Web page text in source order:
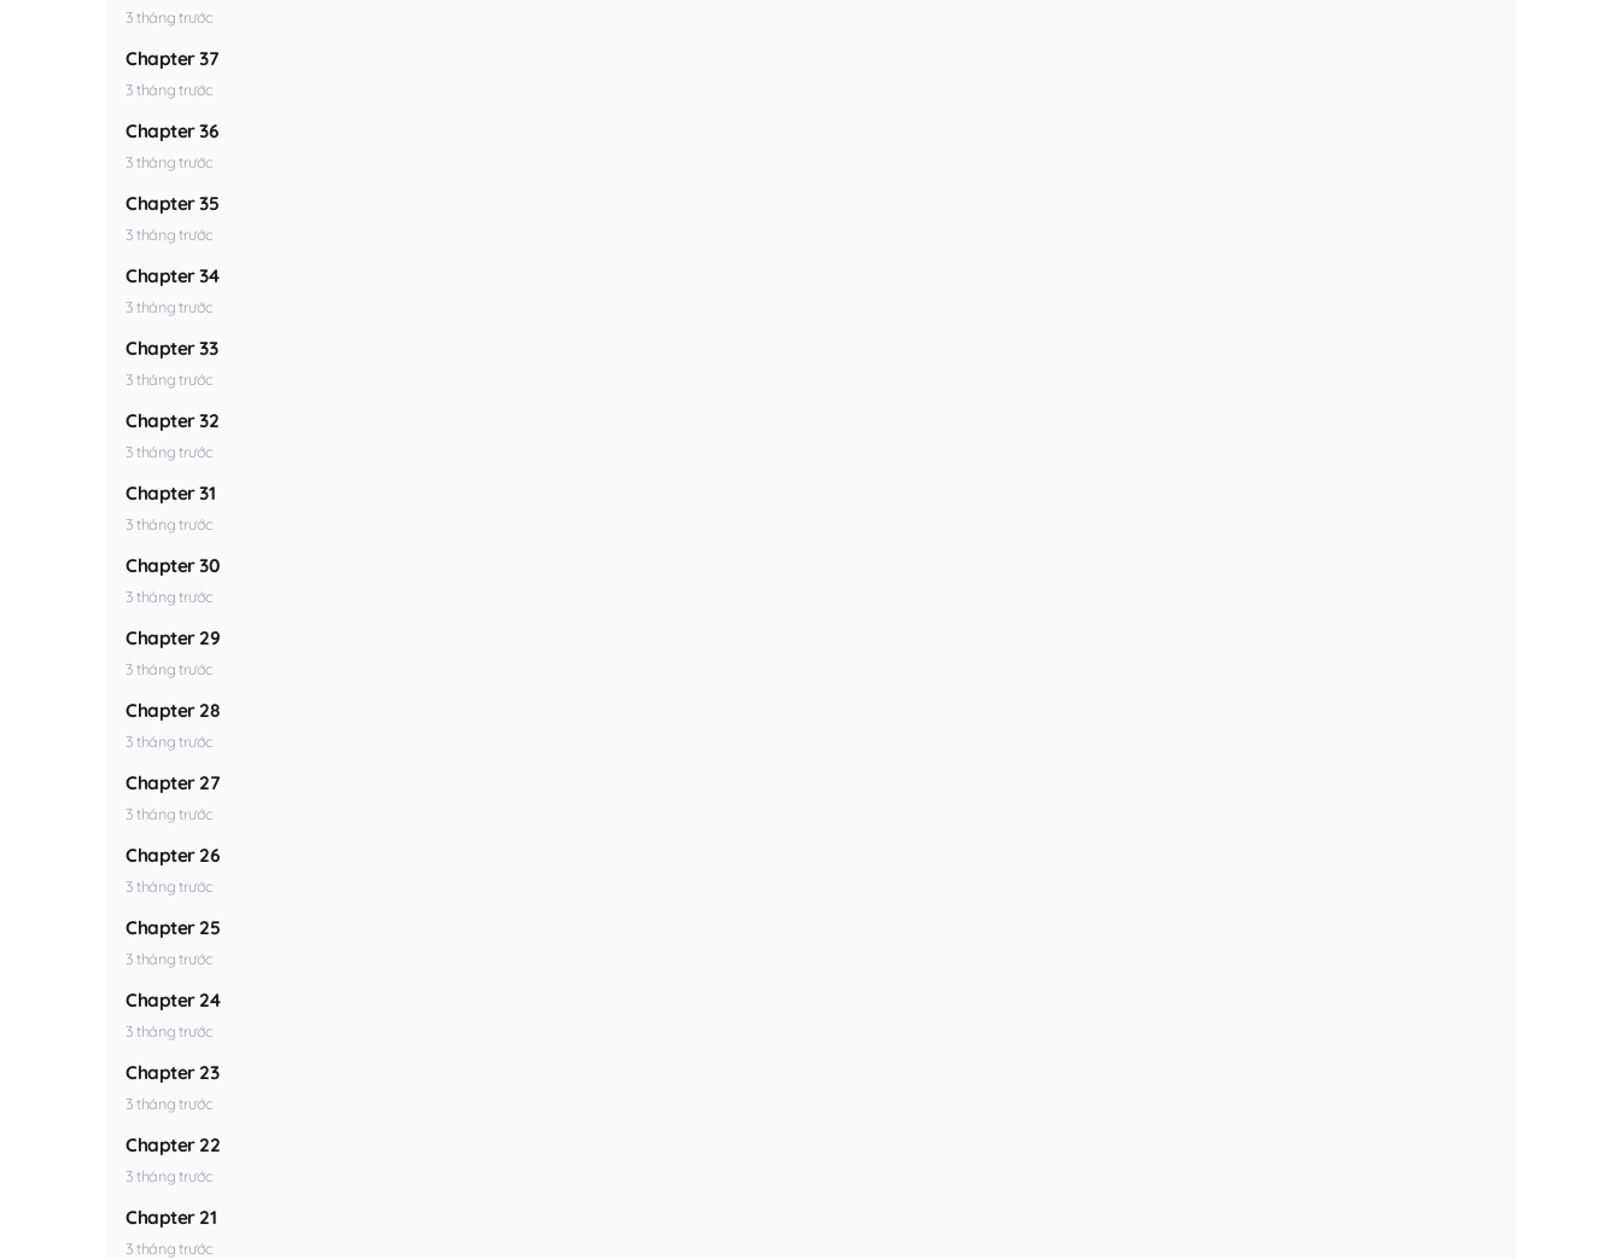
3 tháng trước
Chapter 37
3 tháng trước
Chapter 36
3 tháng trước
Chapter 35
3 tháng trước
Chapter 34
3 tháng trước
Chapter 33
3 tháng trước
Chapter 32
3 tháng trước
Chapter 31
3 tháng trước
Chapter 30
3 tháng trước
Chapter 29
3 tháng trước
Chapter 28
3 tháng trước
Chapter 27
3 tháng trước
Chapter 26
3 tháng trước
Chapter 25
3 tháng trước
Chapter 24
3 tháng trước
Chapter 23
3 tháng trước
Chapter 22
3 tháng trước
Chapter 21
3 tháng trước